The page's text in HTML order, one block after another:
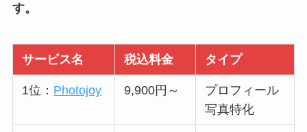
す。
サービス名 税込料金 タイプ
1位： Photojoy 9,900円～
プロフィール
写真特化